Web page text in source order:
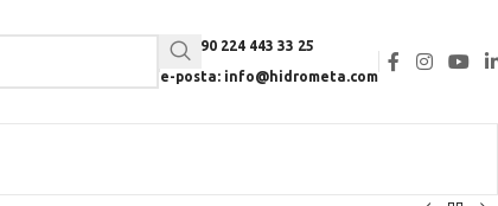
Tel: +90 224 443 33 25
e-posta: info@hidrometa.com